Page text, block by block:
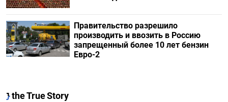
Правительство разрешило
производить и ввозить в Россию
запрещенный более 10 лет бензин
Евро-2